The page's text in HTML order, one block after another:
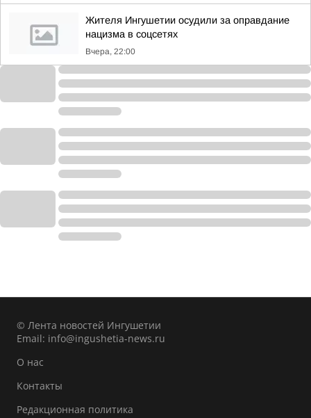
Жителя Ингушетии осудили за оправдание
нацизма в соцсетях
Вчера, 22:00
© Лента новостей Ингушетии
Email: info@ingushetia-news.ru
О нас
Контакты
Редакционная политика